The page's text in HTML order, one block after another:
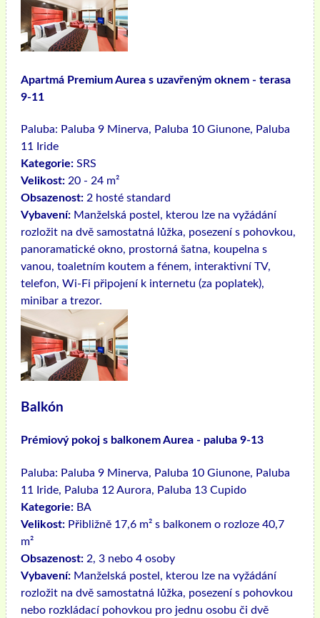
Apartmá Premium Aurea s uzavřeným oknem - terasa
9-11
Paluba: Paluba 9 Minerva, Paluba 10 Giunone, Paluba
11 Iride
Kategorie: SRS
Velikost: 20 - 24 m²
Obsazenost: 2 hosté standard
Vybavení: Manželská postel, kterou lze na vyžádání
rozložit na dvě samostatná lůžka, posezení s pohovkou,
panoramatické okno, prostorná šatna, koupelna s
vanou, toaletním koutem a fénem, ​​interaktivní TV,
telefon, Wi-Fi připojení k internetu (za poplatek),
minibar a trezor.
Balkón
Prémiový pokoj s balkonem Aurea - paluba 9-13
Paluba: Paluba 9 Minerva, Paluba 10 Giunone, Paluba
11 Iride, Paluba 12 Aurora, Paluba 13 Cupido
Kategorie: BA
Velikost: Přibližně 17,6 m² s balkonem o rozloze 40,7
m²
Obsazenost: 2, 3 nebo 4 osoby
Vybavení: Manželská postel, kterou lze na vyžádání
rozložit na dvě samostatná lůžka, posezení s pohovkou
nebo rozkládací pohovkou pro jednu osobu či dvě